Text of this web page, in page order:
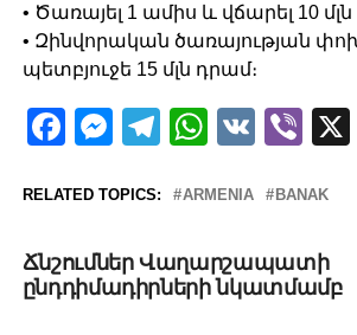
• Ծառայել 1 ամիս և վճարել 10
• Զինվորական ծառայության
պետբյուջե 15 մլն դրամ։
Facebook
Messenger
Telegram
VK
RELATED TOPICS: ARMENIA BANAK
Ճնշումներ Վաղարշապատի
ընդդիմադիրների նկատմամբ